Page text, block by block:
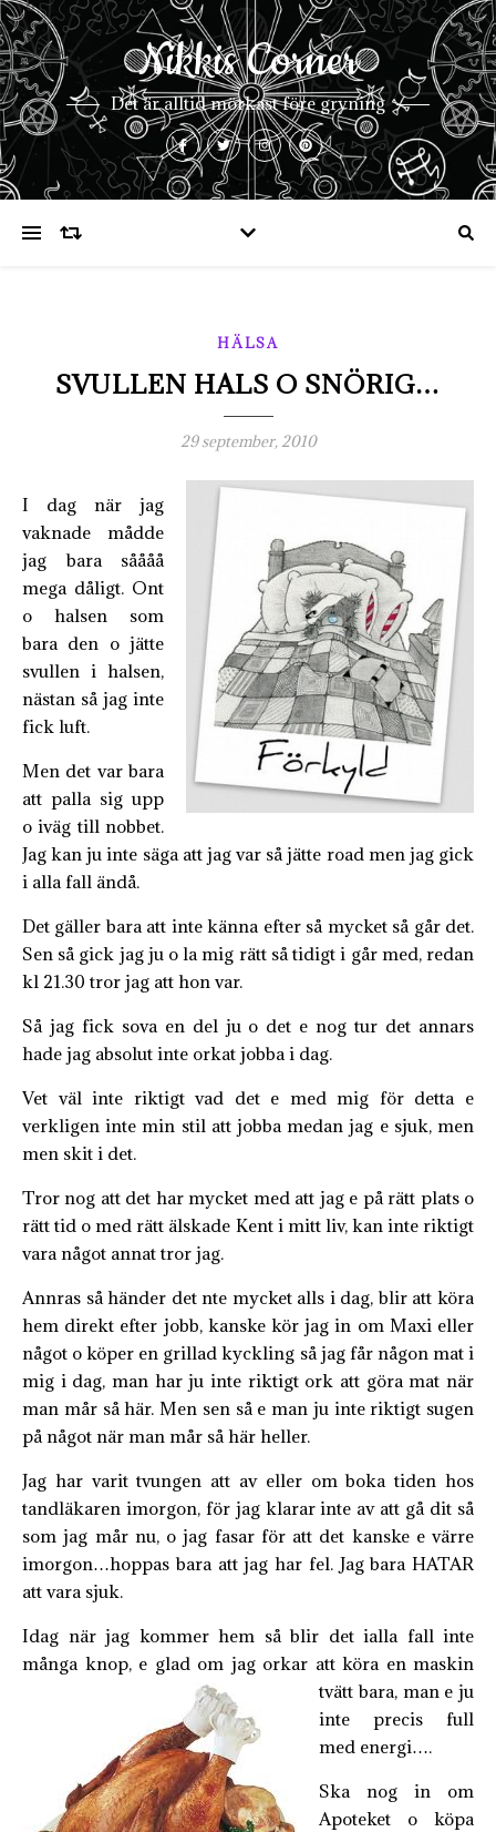
Nikkis Corner
Det är alltid mörkast före gryning
HÄLSA
SVULLEN HALS O SNÖRIG…
29 september, 2010
I dag när jag
vaknade mådde
jag bara såååå
mega dåligt. Ont
o halsen som
bara den o jätte
svullen i halsen,
nästan så jag inte
fick luft.
Men det var bara
att palla sig upp
o iväg till nobbet.
Jag kan ju inte säga att jag var så jätte road men jag gick
i alla fall ändå.
Det gäller bara att inte känna efter så mycket så går det.
Sen så gick jag ju o la mig rätt så tidigt i går med, redan
kl 21.30 tror jag att hon var.
Så jag fick sova en del ju o det e nog tur det annars
hade jag absolut inte orkat jobba i dag.
Vet väl inte riktigt vad det e med mig för detta e
verkligen inte min stil att jobba medan jag e sjuk, men
men skit i det.
Tror nog att det har mycket med att jag e på rätt plats o
rätt tid o med rätt älskade Kent i mitt liv, kan inte riktigt
vara något annat tror jag.
Annras så händer det nte mycket alls i dag, blir att köra
hem direkt efter jobb, kanske kör jag in om Maxi eller
något o köper en grillad kyckling så jag får någon mat i
mig i dag, man har ju inte riktigt ork att göra mat när
man mår så här. Men sen så e man ju inte riktigt sugen
på något när man mår så här heller.
Jag har varit tvungen att av eller om boka tiden hos
tandläkaren imorgon, för jag klarar inte av att gå dit så
som jag mår nu, o jag fasar för att det kanske e värre
imorgon…hoppas bara att jag har fel. Jag bara HATAR
att vara sjuk.
Idag när jag kommer hem så blir det ialla fall inte
många knop, e glad om jag orkar att köra en maskin
tvätt bara, man e ju
inte precis full
med energi….
Ska nog in om
Apoteket o köpa